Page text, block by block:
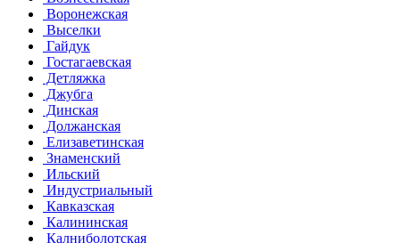
Воронежская
Выселки
Гайдук
Гостагаевская
Детляжка
Джубга
Динская
Должанская
Елизаветинская
Знаменский
Ильский
Индустриальный
Кавказская
Калининская
Калниболотская